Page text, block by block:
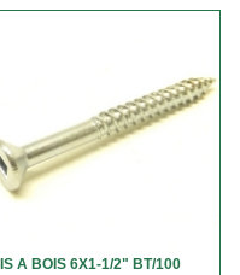
A BOIS 6X1-1/2" BT/100